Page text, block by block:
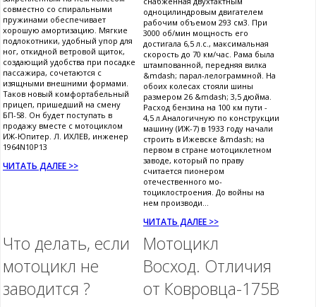
совместно со спиральными
пружинами обеспечивает
хорошую амортизацию. Мягкие
подлокотники, удобный упор для
ног, откидной ветровой щиток,
создающий удобства при посадке
пассажира, сочетаются с
изящными внешними формами.
Таков новый комфортабельный
прицеп, пришедший на смену
БП-58. Он будет поступать в
продажу вместе с мотоциклом
ИЖ-Юпитер. Л. ИХЛЕВ, инженер
1964N10P13
ЧИТАТЬ ДАЛЕЕ >>
одноцилиндровым двигателем
рабочим объемом 293 см3. При
3000 об/мин мощность его
достигала 6,5 л.с., максимальная
скорость до 70 км/час. Рама была
штампованной, передняя вилка
&mdash; парал-лелограммной. На
обоих колесах стояли шины
размером 26 &mdash; 3,5 дюйма.
Расход бензина на 100 км пути -
4,5 л.Аналогичную по конструкции
машину (ИЖ-7) в 1933 году начали
строить в Ижевске &mdash; на
первом в стране мотоциклетном
заводе, который по праву
считается пионером
отечественного мо-
тоциклостроения. До войны на
нем производи...
ЧИТАТЬ ДАЛЕЕ >>
Что делать, если
мотоцикл не
заводится ?
Мотоцикл
Восход. Отличия
от Ковровца-175В